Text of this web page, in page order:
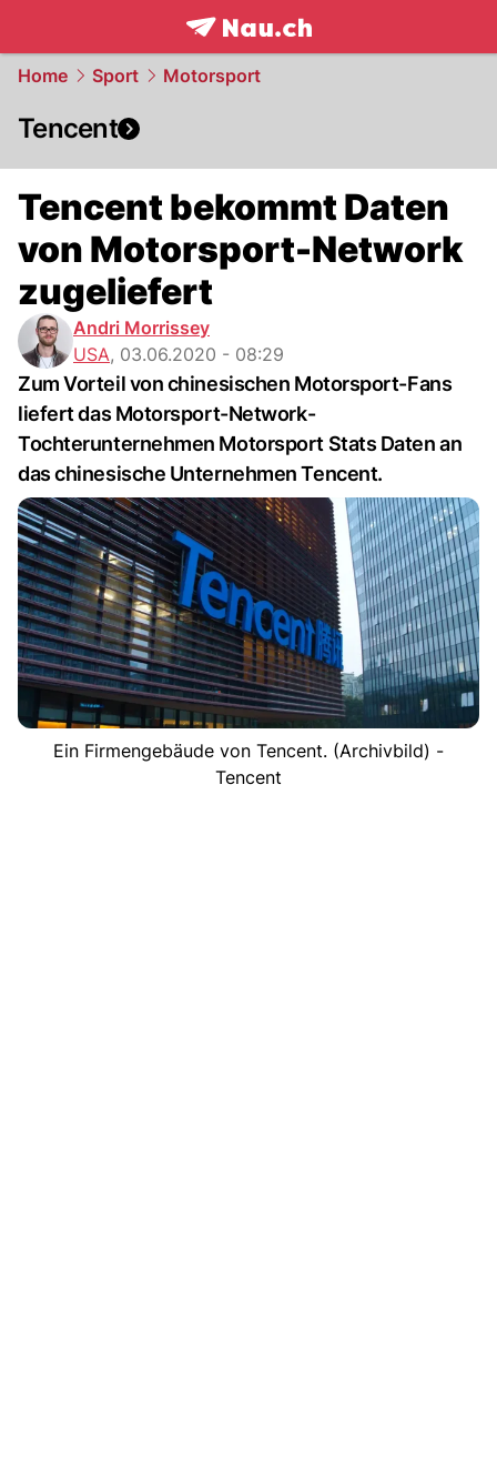
frontpage.NAU.ch
Home Sport Motorsport
Tencent
Tencent bekommt Daten
von Motorsport-Network
zugeliefert
Andri Morrissey
USA, 03.06.2020 - 08:29
Zum Vorteil von chinesischen Motorsport-Fans
liefert das Motorsport-Network-
Tochterunternehmen Motorsport Stats Daten an
das chinesische Unternehmen Tencent.
Ein Firmengebäude von Tencent. (Archivbild) -
Tencent